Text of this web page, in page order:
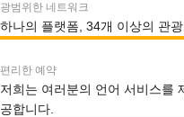
광범위한 네트워크
하나의 플랫폼, 34개 이상의 관
편리한 예약
저희는 여러분의 언어 서비스를
공합니다.